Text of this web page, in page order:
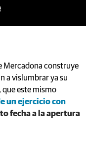
Mercadona construye
a vislumbrar ya su
que este mismo
un ejercicio con
fecha a la apertura